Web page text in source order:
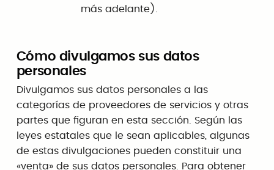
más adelante).
Cómo divulgamos sus datos
personales
Divulgamos sus datos personales a las
categorías de proveedores de servicios y otras
partes que figuran en esta sección. Según las
leyes estatales que le sean aplicables, algunas
de estas divulgaciones pueden constituir una
«venta» de sus datos personales. Para obtener